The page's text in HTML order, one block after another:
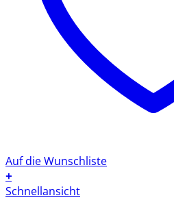
Auf die Wunschliste
+
Schnellansicht